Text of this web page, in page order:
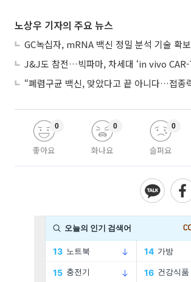
노상우 기자의 주요 뉴스
GC녹십자, mRNA 백신 정밀 분석 기술 확보
좋아요
0
화나요
0
슬퍼요
0